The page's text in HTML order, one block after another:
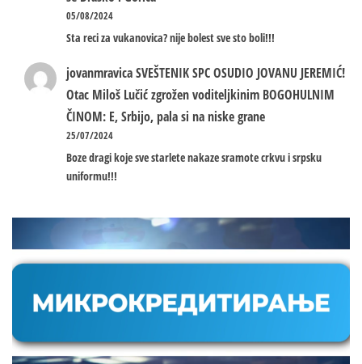
05/08/2024
Sta reci za vukanovica? nije bolest sve sto boli!!!
jovanmravicaSVEŠTENIK SPC OSUDIO JOVANU JEREMIĆ!
Otac Miloš Lučić zgrožen voditeljkinim BOGOHULNIM
ČINOM: E, Srbijo, pala si na niske grane
25/07/2024
Boze dragi koje sve starlete nakaze sramote crkvu i srpsku
uniformu!!!